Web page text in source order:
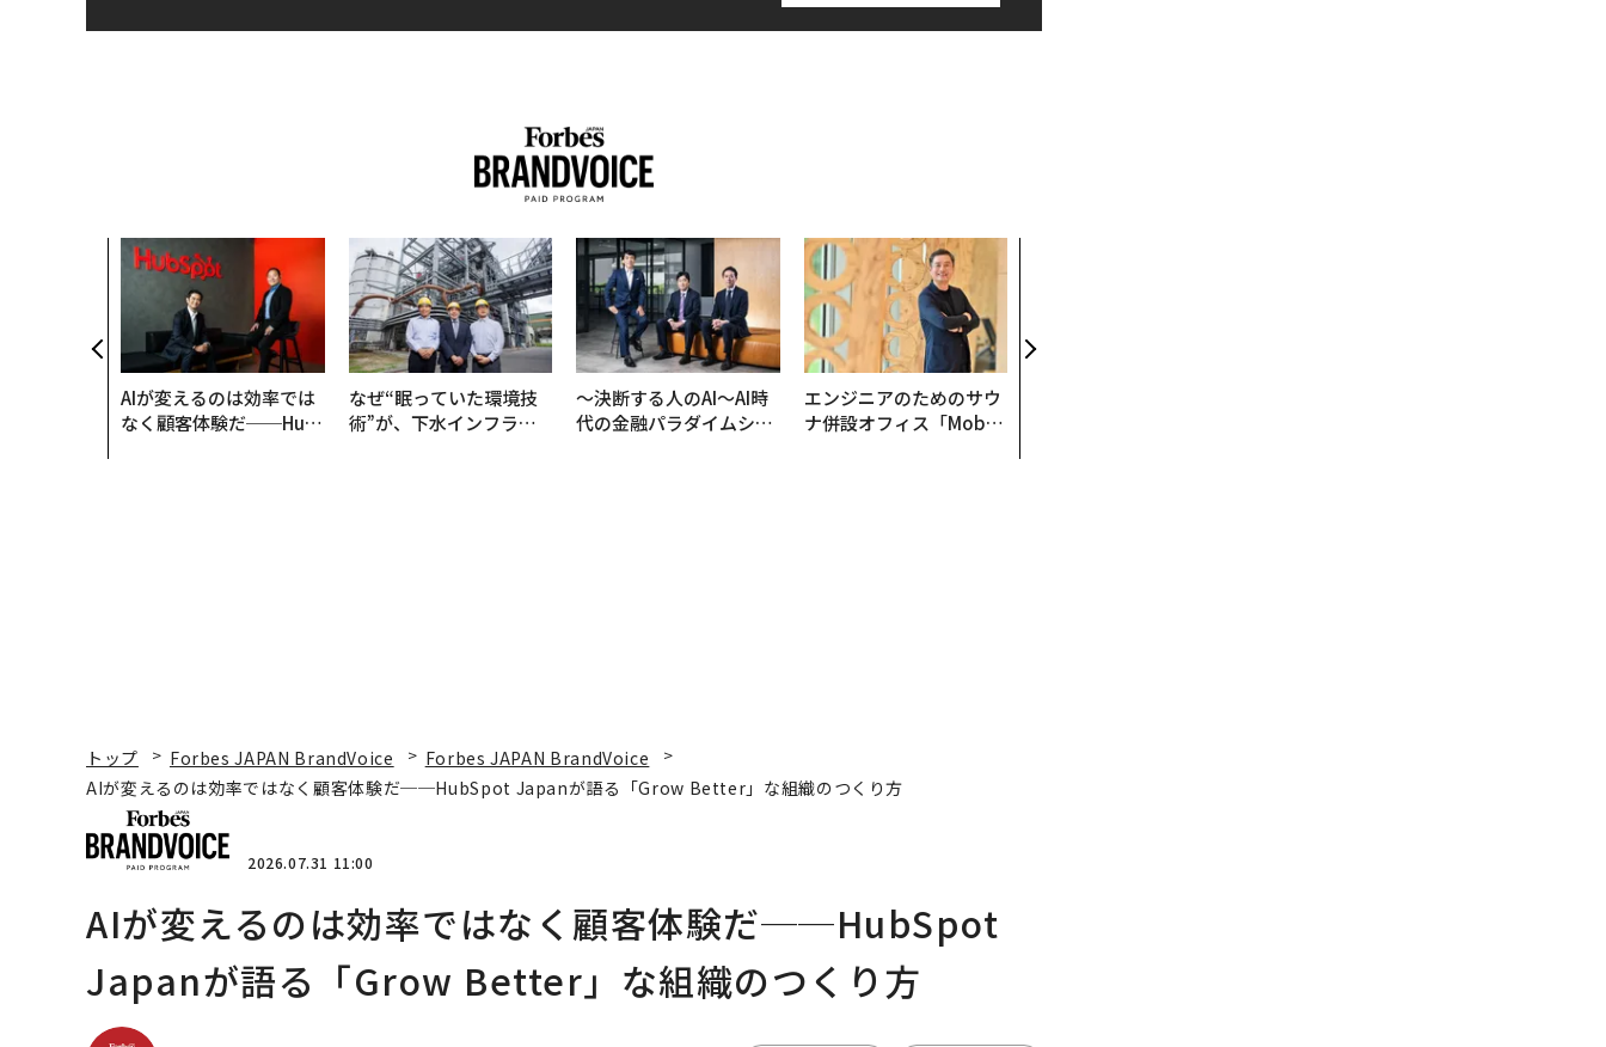
AIが変えるのは効率では
なく顧客体験だ──Hub
なぜ“眠っていた環境技
術”が、下水インフラを
〜決断する人のAI〜AI時
代の金融パラダイムシフ
エンジニアのためのサウ
ナ併設オフィス「Mobiu
トップ Forbes JAPAN BrandVoice
Forbes JAPAN BrandVoice
AIが変えるのは効率ではなく顧客体験だ──HubSpot Japanが語る「Grow Better」な組織のつくり方
2026.07.31 11:00
AIが変えるのは効率ではなく顧客体験だ──HubSpot
Japanが語る「Grow Better」な組織のつくり方